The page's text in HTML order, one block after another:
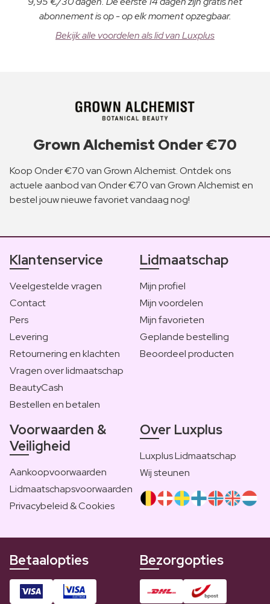
abonnement is op - op elk moment opzegbaar.
Bekijk alle voordelen als lid van Luxplus
Grown Alchemist Onder €70
Koop Onder €70 van Grown Alchemist. Ontdek ons
actuele aanbod van Onder €70 van Grown Alchemist en
bestel jouw nieuwe favoriet vandaag nog!
Klantenservice
Veelgestelde vragen
Contact
Pers
Levering
Retournering en klachten
Vragen over lidmaatschap
BeautyCash
Bestellen en betalen
Lidmaatschap
Mijn profiel
Mijn voordelen
Mijn favorieten
Geplande bestelling
Beoordeel producten
Voorwaarden &
Veiligheid
Aankoopvoorwaarden
Lidmaatschapsvoorwaarden
Privacybeleid & Cookies
Over Luxplus
Luxplus Lidmaatschap
Wij steunen
Betaalopties Bezorgopties